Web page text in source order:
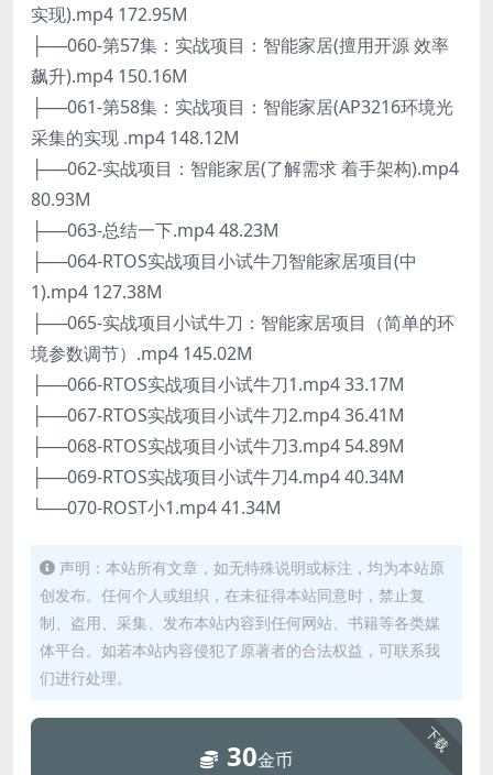
实现).mp4 172.95M
├──060-第57集：实战项目：智能家居(擅用开源 效率
飙升).mp4 150.16M
├──061-第58集：实战项目：智能家居(AP3216环境光
采集的实现 .mp4 148.12M
├──062-实战项目：智能家居(了解需求 着手架构).mp4
80.93M
├──063-总结一下.mp4 48.23M
├──064-RTOS实战项目小试牛刀智能家居项目(中
1).mp4 127.38M
├──065-实战项目小试牛刀：智能家居项目（简单的环
境参数调节）.mp4 145.02M
├──066-RTOS实战项目小试牛刀1.mp4 33.17M
├──067-RTOS实战项目小试牛刀2.mp4 36.41M
├──068-RTOS实战项目小试牛刀3.mp4 54.89M
├──069-RTOS实战项目小试牛刀4.mp4 40.34M
└──070-ROST小1.mp4 41.34M
声明：本站所有文章，如无特殊说明或标注，均为本站原
创发布。任何个人或组织，在未征得本站同意时，禁止复
制、盗用、采集、发布本站内容到任何网站、书籍等各类媒
体平台。如若本站内容侵犯了原著者的合法权益，可联系我
们进行处理。
下载
30金币